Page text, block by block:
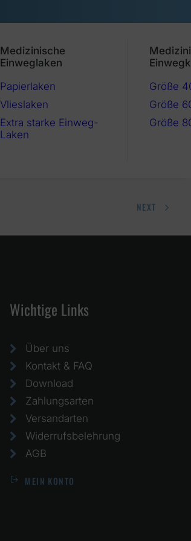
Medizinische
Einweglaken
Papierlaken
Vlieslaken
Extra starke Einweg-
Laken
Größe
Größe
Größe
NEXT
Wichtige Links
Über uns
Kontakt & FAQ
Download
Zahlungsarten
Versandarten
Widerrufsbelehrung
AGB
MEIN KONTO